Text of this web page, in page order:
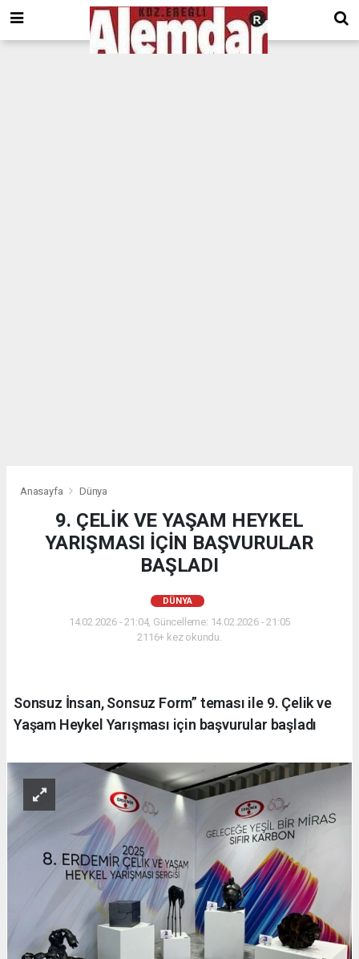
google.com, pub-8201930440372555, DIRECT, f08c47fec0942fa0
Anasayfa Dünya
9. ÇELİK VE YAŞAM HEYKEL
YARIŞMASI İÇİN BAŞVURULAR
BAŞLADI
DÜNYA
14.02.2026 - 21:04, Güncelleme: 14.02.2026 - 21:05
2116+ kez okundu.
Sonsuz İnsan, Sonsuz Form” teması ile 9. Çelik ve
Yaşam Heykel Yarışması için başvurular başladı